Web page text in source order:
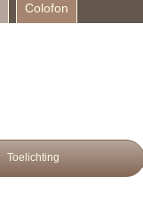
Colofon
Toelichting